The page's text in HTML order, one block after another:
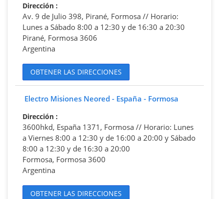
Dirección :
Av. 9 de Julio 398, Pirané, Formosa // Horario:
Lunes a Sábado 8:00 a 12:30 y de 16:30 a 20:30
Pirané, Formosa 3606
Argentina
OBTENER LAS DIRECCIONES
Electro Misiones Neored - España - Formosa
Dirección :
3600hkd, España 1371, Formosa // Horario: Lunes
a Viernes 8:00 a 12:30 y de 16:00 a 20:00 y Sábado
8:00 a 12:30 y de 16:30 a 20:00
Formosa, Formosa 3600
Argentina
OBTENER LAS DIRECCIONES